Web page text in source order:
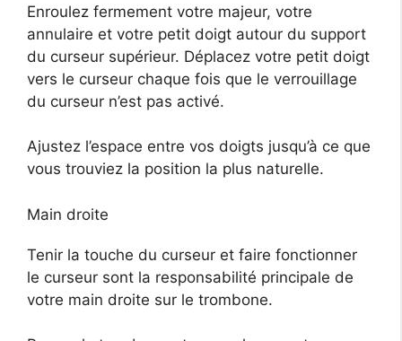
Enroulez fermement votre majeur, votre
annulaire et votre petit doigt autour du support
du curseur supérieur. Déplacez votre petit doigt
vers le curseur chaque fois que le verrouillage
du curseur n’est pas activé.
Ajustez l’espace entre vos doigts jusqu’à ce que
vous trouviez la position la plus naturelle.
Main droite
Tenir la touche du curseur et faire fonctionner
le curseur sont la responsabilité principale de
votre main droite sur le trombone.